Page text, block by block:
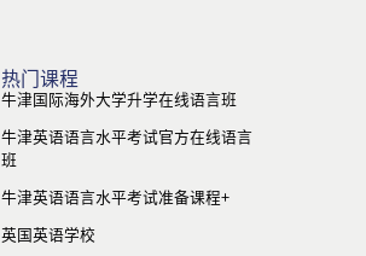
热门课程
牛津国际海外大学升学在线语言班
牛津英语语言水平考试官方在线语言
班
牛津英语语言水平考试准备课程+
英国英语学校